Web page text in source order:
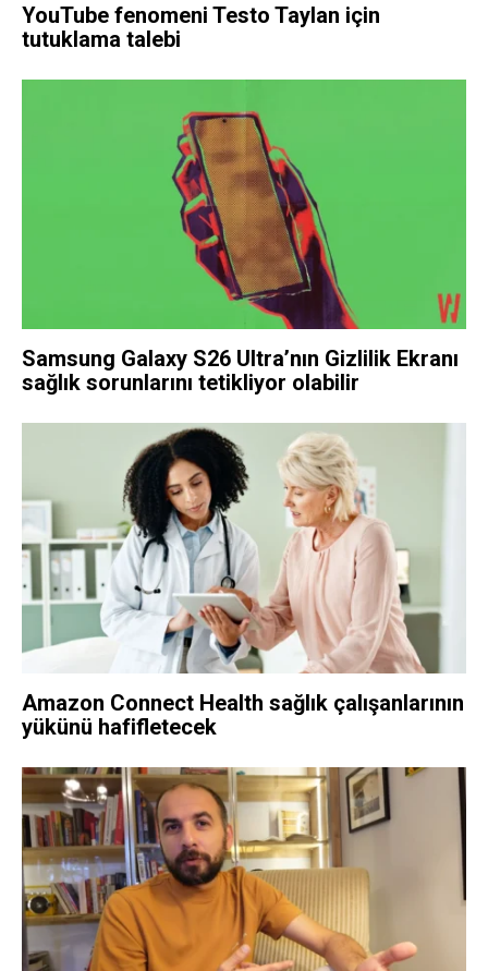
YouTube fenomeni Testo Taylan için
tutuklama talebi
Samsung Galaxy S26 Ultra’nın Gizlilik Ekranı
sağlık sorunlarını tetikliyor olabilir
Amazon Connect Health sağlık çalışanlarının
yükünü hafifletecek